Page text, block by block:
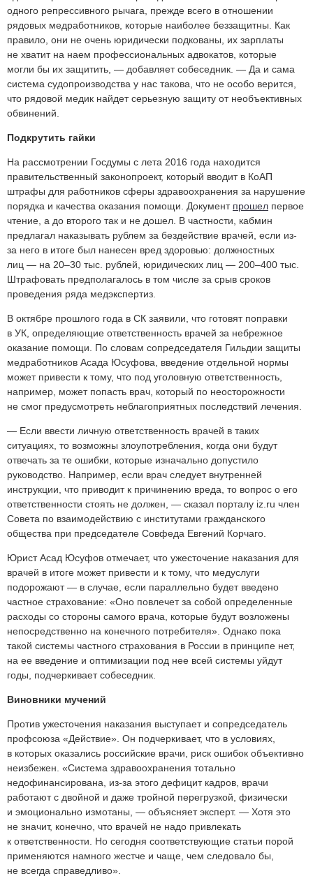
одного репрессивного рычага, прежде всего в отношении
рядовых медработников, которые наиболее беззащитны. Как
правило, они не очень юридически подкованы, их зарплаты
не хватит на наем профессиональных адвокатов, которые
могли бы их защитить, — добавляет собеседник. — Да и сама
система судопроизводства у нас такова, что не особо верится,
что рядовой медик найдет серьезную защиту от необъективных
обвинений.
Подкрутить гайки
На рассмотрении Госдумы с лета 2016 года находится
правительственный законопроект, который вводит в КоАП
штрафы для работников сферы здравоохранения за нарушение
порядка и качества оказания помощи. Документ прошел первое
чтение, а до второго так и не дошел. В частности, кабмин
предлагал наказывать рублем за бездействие врачей, если из-
за него в итоге был нанесен вред здоровью: должностных
лиц — на 20–30 тыс. рублей, юридических лиц — 200–400 тыс.
Штрафовать предполагалось в том числе за срыв сроков
проведения ряда медэкспертиз.
В октябре прошлого года в СК заявили, что готовят поправки
в УК, определяющие ответственность врачей за небрежное
оказание помощи. По словам сопредседателя Гильдии защиты
медработников Асада Юсуфова, введение отдельной нормы
может привести к тому, что под уголовную ответственность,
например, может попасть врач, который по неосторожности
не смог предусмотреть неблагоприятных последствий лечения.
— Если ввести личную ответственность врачей в таких
ситуациях, то возможны злоупотребления, когда они будут
отвечать за те ошибки, которые изначально допустило
руководство. Например, если врач следует внутренней
инструкции, что приводит к причинению вреда, то вопрос о его
ответственности стоять не должен, — сказал порталу iz.ru член
Совета по взаимодействию с институтами гражданского
общества при председателе Cовфеда Евгений Корчаго.
Юрист Асад Юсуфов отмечает, что ужесточение наказания для
врачей в итоге может привести и к тому, что медуслуги
подорожают — в случае, если параллельно будет введено
частное страхование: «Оно повлечет за собой определенные
расходы со стороны самого врача, которые будут возложены
непосредственно на конечного потребителя». Однако пока
такой системы частного страхования в России в принципе нет,
на ее введение и оптимизации под нее всей системы уйдут
годы, подчеркивает собеседник.
Виновники мучений
Против ужесточения наказания выступает и сопредседатель
профсоюза «Действие». Он подчеркивает, что в условиях,
в которых оказались российские врачи, риск ошибок объективно
неизбежен. «Система здравоохранения тотально
недофинансирована, из-за этого дефицит кадров, врачи
работают с двойной и даже тройной перегрузкой, физически
и эмоционально измотаны, — объясняет эксперт. — Хотя это
не значит, конечно, что врачей не надо привлекать
к ответственности. Но сегодня соответствующие статьи порой
применяются намного жестче и чаще, чем следовало бы,
не всегда справедливо».